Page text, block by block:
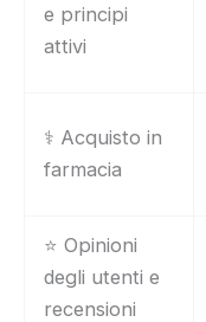
e principi
attivi
⚕️ Acquisto in
farmacia
⭐ Opinioni
degli utenti e
recensioni